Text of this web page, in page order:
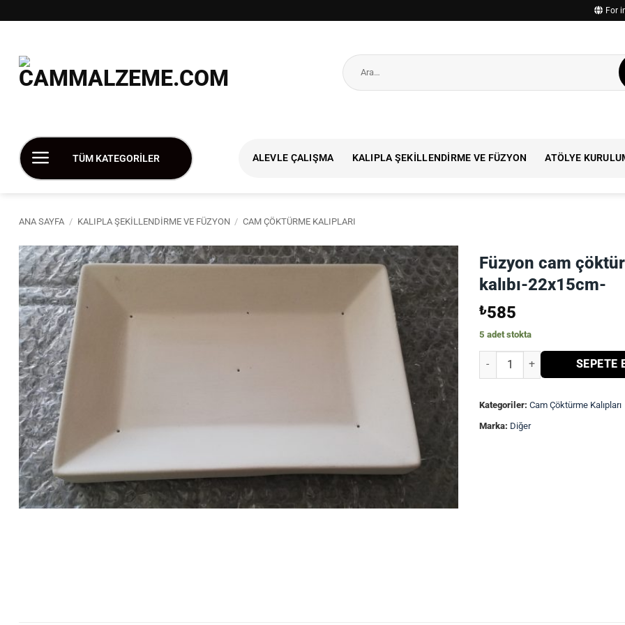
atla
For
Ara:
TÜM KATEGORİLER ALEVLE ÇALIŞMA KALIPLA ŞEKILLENDIRME VE FÜZYON ATÖLYE
ANA SAYFA / KALIPLA ŞEKILLENDIRME VE FÜZYON / CAM ÇÖKTÜRME KALIPLARI
Füzyon cam
kalıbı-22x15cm-
₺585
5 adet stokta
Füzyon cam çöktürme kalıbı-
SEPETE
Kategoriler: Cam Çöktürme Kalıpları
Marka: Diğer